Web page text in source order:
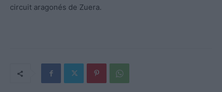
circuit aragonés de Zuera.